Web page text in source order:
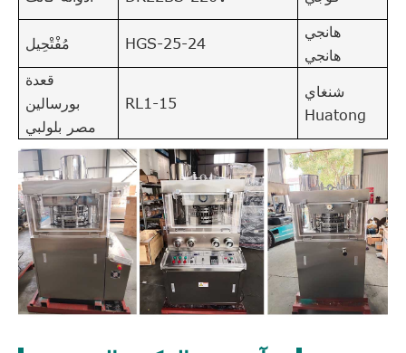
مُفْتْحِيل HGS-25-24
هانجي
هانجي
قعدة
بورسالين
مصر بلولبي
RL1-15
شنغاي
Huatong